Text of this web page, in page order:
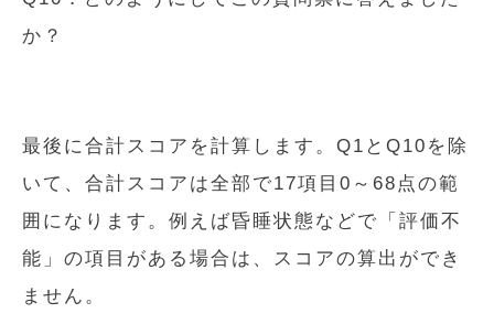
か？
最後に合計スコアを計算します。Q1とQ10を除
いて、合計スコアは全部で17項目0～68点の範
囲になります。例えば昏睡状態などで「評価不
能」の項目がある場合は、スコアの算出ができ
ません。